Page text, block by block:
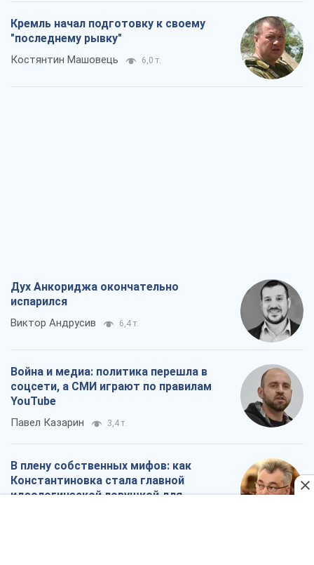
Кремль начал подготовку к своему
"последнему рывку"
Костянтин Машовець 6,0 т.
Дух Анкориджа окончательно
испарился
Виктор Андрусив 6,4 т.
Война и медиа: политика перешла в
соцсети, а СМИ играют по правилам
YouTube
Павел Казарин 3,4 т.
В плену собственных мифов: как
Константиновка стала главной
идеологической ловушкой для